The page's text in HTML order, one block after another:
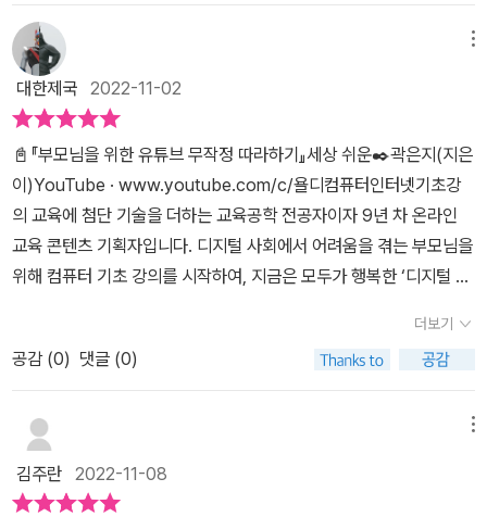
고 판형도 키운 “세상 쉬운 부모님을 위한 유튜브 무작정 따라하
기”라는 책이 되겠다. 사실 이 책을 쓴 저자 역시 유명 유튜버라고 하
니 바야흐로 유튜버 작가 시대라고 할 만 하다. 이 책은 하루에도 몇
개씩 유튜브 동영상을 시청하는 부모님들이 구글 계정을 알지 못해
로그인하지 않은 채로 이용하거나, 화질 설정이나 재생 목록 만들기
등 간단한 설정도 어렵다고 하는지에 대한 질문에서 출발한다. 이 책
의 저자는 우리 부모님이 자신감을 되찾을 수 있도록 유튜브의 기초
부터 차근차근 소개하고있다. 왕초보의 눈높이에 딱 맞추어 설명하
고, 모든 내용을 무료 동영상 강의로 제공하고 있어서 누구나 유튜브
모님을 위한 유튜브 무작정 따라하기”는 유튜브의 기본 메뉴와 설정
법을 익힌 후, 내 채널을 개설하는 방법에 대해서 터득할 수 있고, 스
마트폰 하나로 간단히 영상을 제작하는 방법까지 소개하여 유튜브 크
리에이터로서 첫걸음을 내디딜 수 있도록 도와주고 있다. 필자가 꽂
힌 부분이 스마트폰 하나 가지고 영상을 제작하는 방법이다. 인스타
그램에서 숏 폼 제작할 때 유용한 기능이 될 것이다.
는'Tube'의 합성어입니다.■ 유튜브 프리미엄광고 없이 동영상을 볼
수 있고, 백그라운드 재생,YouTube Music, 오프라인으로 동영상
시청이 가능하다.■ 자막의 종류1. 동영상 편집할 때 삽입한 자막2.
유튜브에서 음성 인식 기술을 사용하여 자동으로 생성한 자막■ 채널
홈 화면 '레이아웃' 설정하기내 채널을 방문한 사람들에게 가장 먼저
보이는동영상을 선택하는 등 화면의 구성을 자유롭게 설정할 수 있
다.■ 카드동영상 재생되는 동안 '카드'를 통해 시청자에게 추가로다
른 동영상이나 채널에 대한 정보를 제공할 수 있다.@a_seong_mo
#유튜브무작정따라하기 #곽은지 #채성모의손에잡히는독서#유튜브
#프리미엄 #자막 #음성인식 #레이아웃#채널홈 #카드 #채널정보
대한제국 2022-11-02
📓『부모님을 위한 유튜브 무작정 따라하기』세상 쉬운✒️곽은지(지은
이)YouTube · www.youtube.com/c/욜디컴퓨터인터넷기초강
의 교육에 첨단 기술을 더하는 교육공학 전공자이자 9년 차 온라인
교육 콘텐츠 기획자입니다. 디지털 사회에서 어려움을 겪는 부모님을
위해 컴퓨터 기초 강의를 시작하여, 지금은 모두가 행복한 ‘디지털 세
만 어떻게 해야 할지 모르는 부모님, 사랑하는 부모님에게 컴퓨터를
알려드리고 싶은 자녀, 디지털 네이티브 자녀를 둔 학부모, 그리고 컴
맹 탈출이 간절한 모든 사람과 함께합니다.📚목차-----------------
-------------------------------------------------첫째 마당 |
가깝지만 먼 ‘유튜브’------------------------------------------
------------------------[01] 유튜브(YouTube)를 왜 볼까요?유
튜브(YouTube)? 동영상 보는 곳![02] 유튜브로 새로운 삶을 꿈꾸
더보기
공감 (0) 댓글 (0)
김주란 2022-11-08